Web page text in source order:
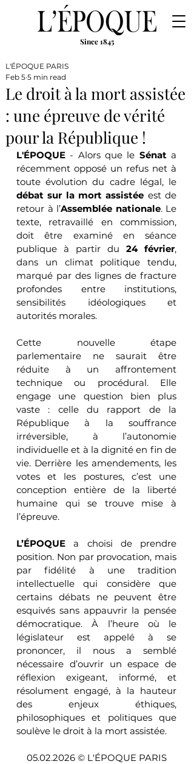
Since 1845
Le droit à la mort assistée
: une épreuve de vérité
pour la République !
L'ÉPOQUE PARIS
Feb 5 5 min read
L'ÉPOQUE - Alors que le Sénat a
récemment opposé un refus net à
débat sur la mort assistée est de
retour à l’Assemblée nationale. Le
texte, retravaillé en commission,
doit être examiné en séance
publique à partir du 24 février,
dans un climat politique tendu,
marqué par des lignes de fracture
profondes entre institutions,
sensibilités idéologiques et
autorités morales.
Cette nouvelle étape
parlementaire ne saurait être
réduite à un affrontement
technique ou procédural. Elle
engage une question bien plus
vaste : celle du rapport de la
République à la souffrance
irréversible, à l’autonomie
individuelle et à la dignité en fin de
vie. Derrière les amendements, les
votes et les postures, c’est une
conception entière de la liberté
humaine qui se trouve mise à
l’épreuve.
L’ÉPOQUE a choisi de prendre
position. Non par provocation, mais
par fidélité à une tradition
intellectuelle qui considère que
certains débats ne peuvent être
esquivés sans appauvrir la pensée
démocratique. À l’heure où le
législateur est appelé à se
prononcer, il nous a semblé
nécessaire d’ouvrir un espace de
réflexion exigeant, informé, et
résolument engagé, à la hauteur
des enjeux éthiques,
philosophiques et politiques que
soulève le droit à la mort assistée.
05.02.2026 © L'ÉPOQUE PARIS